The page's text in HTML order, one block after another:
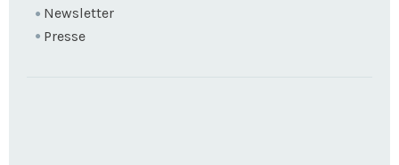
Newsletter
Presse